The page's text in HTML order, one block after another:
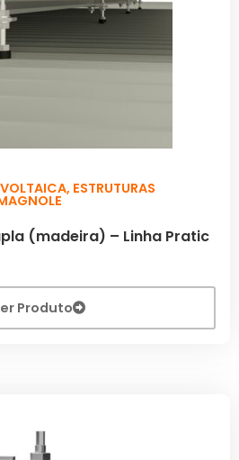
, ESTRUTURAS
(madeira) – Linha Pratic
Produto